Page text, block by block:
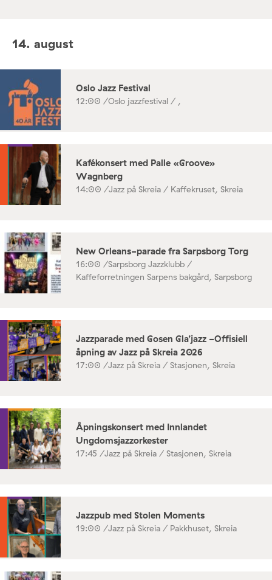
14. august
Oslo Jazz Festival
12:00 /Oslo jazzfestival / ,
Kafékonsert med Palle «Groove»
Wagnberg
14:00 /Jazz på Skreia / Kaffekruset, Skreia
New Orleans-parade fra Sarpsborg Torg
16:00 /Sarpsborg Jazzklubb /
Kaffeforretningen Sarpens bakgård, Sarpsborg
Jazzparade med Gosen Gla’jazz -Offisiell
åpning av Jazz på Skreia 2026
17:00 /Jazz på Skreia / Stasjonen, Skreia
Åpningskonsert med Innlandet
Ungdomsjazzorkester
17:45 /Jazz på Skreia / Stasjonen, Skreia
Jazzpub med Stolen Moments
19:00 /Jazz på Skreia / Pakkhuset, Skreia